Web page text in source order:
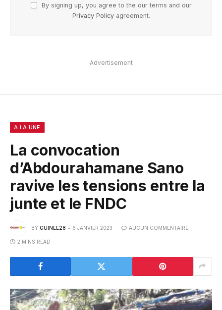
By signing up, you agree to the our terms and our
Privacy Policyagreement.
Advertisement
A LA UNE
La convocation
d’Abdourahamane Sano
ravive les tensions entre la
junte et le FNDC
BY GUINEE28 6 JANVIER 2023 AUCUN COMMENTAIRE
2 MINS READ